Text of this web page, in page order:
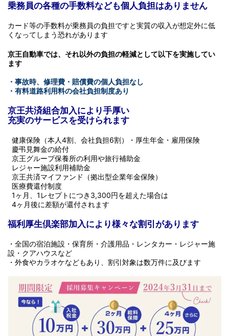
乗務員の各種の手数料なども個人負担はありません
カード等の手数料が乗務員の負担ですと実質の収入が想定外に低
くなってしまう恐れがあります
京王自動車では、それ以外の負担の軽減として以下を実施してい
ます
・事故時、修理費・賠償費の個人負担なし
・有料道路利用料の会社負担制度あり
京王共済組合加入により手厚い
充実のサービスを受けられます
健康保険（本人4割、会社負担6割）・厚生年金・雇用保険
慶弔見舞金の給付
京王グループ保養所の利用や旅行補助金
レジャー施設利用補助金
京王共済マイファンド（拠出型企業年金保険）
医療費還付制度
1ヶ月、1レセプトにつき3,300円を超えた場合は
4ヶ月後に差額が還付されます
福利厚生倶楽部加入により様々な割引があります
・全国の宿泊施設・保育所・介護用品・レンタカー・レジャー施
設・クアハウスなど
・外食やカラオケなどもあり、割引対象は数万件に及びます